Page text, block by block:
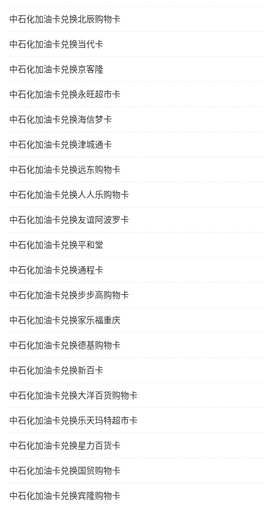
中石化加油卡兑换北辰购物卡
中石化加油卡兑换当代卡
中石化加油卡兑换京客隆
中石化加油卡兑换永旺超市卡
中石化加油卡兑换海信梦卡
中石化加油卡兑换津城通卡
中石化加油卡兑换远东购物卡
中石化加油卡兑换人人乐购物卡
中石化加油卡兑换友谊阿波罗卡
中石化加油卡兑换平和堂
中石化加油卡兑换通程卡
中石化加油卡兑换步步高购物卡
中石化加油卡兑换家乐福重庆
中石化加油卡兑换德基购物卡
中石化加油卡兑换新百卡
中石化加油卡兑换大洋百货购物卡
中石化加油卡兑换乐天玛特超市卡
中石化加油卡兑换星力百货卡
中石化加油卡兑换国贸购物卡
中石化加油卡兑换宾隆购物卡